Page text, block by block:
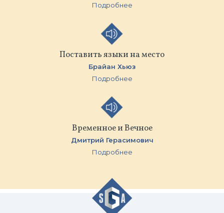
Подробнее
Поставить языки на место
Брайан Хьюз
Подробнее
Временное и Вечное
Дмитрий Герасимович
Подробнее